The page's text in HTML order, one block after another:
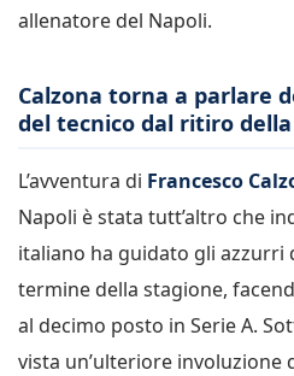
allenatore del Napoli.
Calzona torna a parlare
del tecnico dal ritiro della
L’avventura di Francesco
Napoli è stata tutt’altro che
italiano ha guidato gli azzurri
termine della stagione,
al decimo posto in Serie A.
vista un’ulteriore involuzione